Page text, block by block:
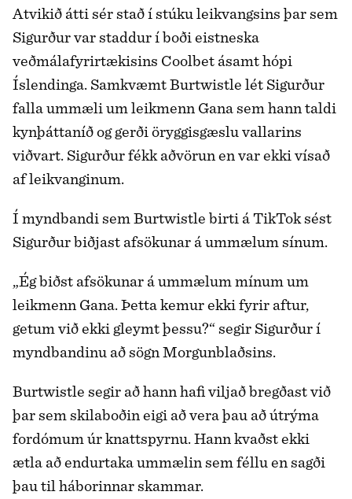
Atvikið átti sér stað í stúku leikvangsins þar sem
Sigurður var staddur í boði eistneska
veðmálafyrirtækisins Coolbet ásamt hópi
Íslendinga. Samkvæmt Burtwist­le lét Sigurður
falla ummæli um leikmenn Gana sem hann taldi
kynþáttaníð og gerði öryggisgæslu vallarins
viðvart. Sigurður fékk aðvörun en var ekki vísað
af leikvanginum.
Í myndbandi sem Burtwist­le birti á TikTok sést
Sigurður biðjast afsökunar á ummælum sínum.
„Ég biðst afsökunar á ummælum mínum um
leikmenn Gana. Þetta kemur ekki fyrir aftur,
getum við ekki gleymt þessu?“ segir Sigurður í
myndbandinu að sögn Morgunblaðsins.
Burtwist­le segir að hann hafi viljað bregðast við
þar sem skilaboðin eigi að vera þau að útrýma
fordómum úr knattspyrnu. Hann kvaðst ekki
ætla að endurtaka ummælin sem féllu en sagði
þau til háborinnar skammar.